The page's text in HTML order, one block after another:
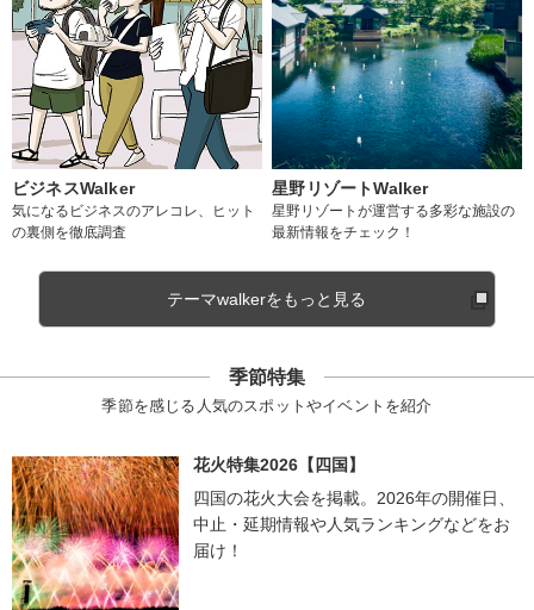
ビジネスWalker
気になるビジネスのアレコレ、ヒット
の裏側を徹底調査
星野リゾートWalker
星野リゾートが運営する多彩な施設の
最新情報をチェック！
テーマwalkerをもっと見る
季節特集
季節を感じる人気のスポットやイベントを紹介
花火特集2026【四国】
四国の花火大会を掲載。2026年の開催日、
中止・延期情報や人気ランキングなどをお
届け！